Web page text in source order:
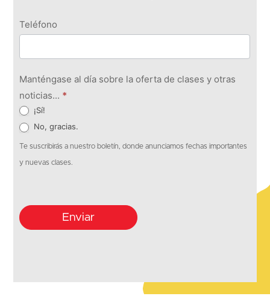
Teléfono
Manténgase al día sobre la oferta de clases y otras
noticias... *
¡Sí!
No, gracias.
Te suscribirás a nuestro boletín, donde anunciamos fechas importantes
y nuevas clases.
Enviar